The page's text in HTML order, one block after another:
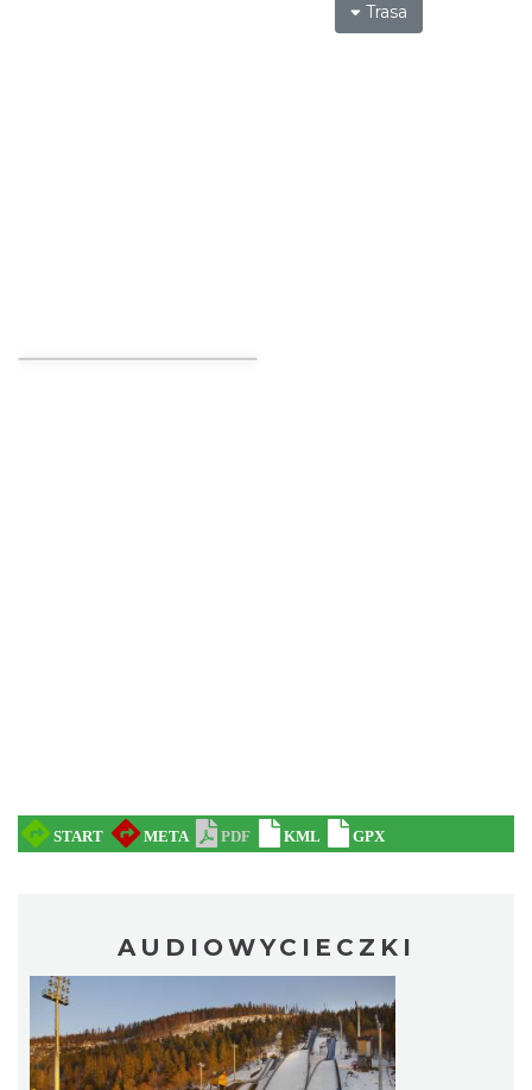
Trasa
AUDIOWYCIECZKI